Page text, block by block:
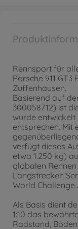
Rennsport für
Porsche 911
Zuffenhausen.
Basierend auf
300058712) ist
wurde entwickelt
entsprechen. Mit
verfügt dieses
etwa 1.250 kg)
globalen
Langstrecken
World Challenge
Als Basis dient
1:10 das
Radstand,